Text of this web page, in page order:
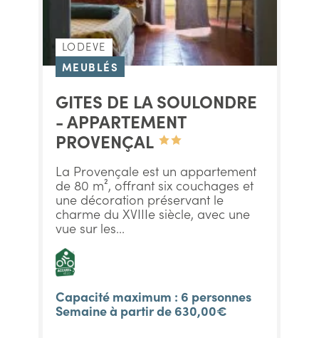
LODEVE
MEUBLÉS
GITES DE LA SOULONDRE
- APPARTEMENT
PROVENÇAL
La Provençale est un appartement
de 80 m², offrant six couchages et
une décoration préservant le
charme du XVIIIe siècle, avec une
vue sur les...
Capacité maximum : 6 personnes
Semaine à partir de 630,00€